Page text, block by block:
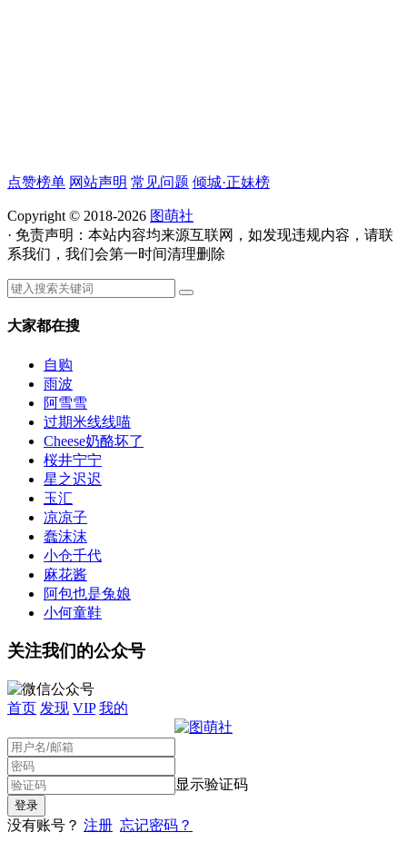
点赞榜单 网站声明 常见问题 倾城·正妹榜
Copyright © 2018-2026 图萌社
· 免责声明：本站内容均来源互联网，如发现违规内容，请联
系我们，我们会第一时间清理删除
大家都在搜
自购
雨波
阿雪雪
过期米线线喵
Cheese奶酪坏了
桜井宁宁
星之迟迟
玉汇
凉凉子
蠢沫沫
小仓千代
麻花酱
阿包也是兔娘
小何童鞋
关注我们的公众号
首页 发现 VIP 我的
显示验证码
没有账号？ 注册 忘记密码？